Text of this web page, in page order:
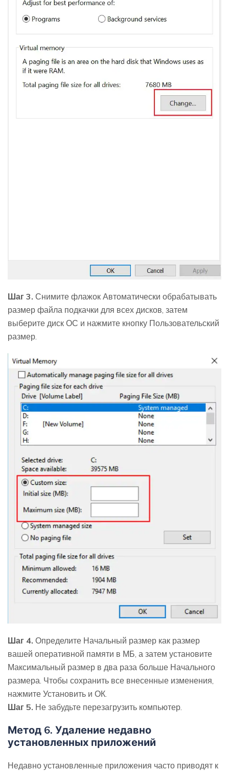
Шаг 3. Снимите флажок Автоматически обрабатывать
размер файла подкачки для всех дисков, затем
выберите диск ОС и нажмите кнопку Пользовательский
размер.
Шаг 4. Определите Начальный размер как размер
вашей оперативной памяти в МБ, а затем установите
Максимальный размер в два раза больше Начального
размера. Чтобы сохранить все внесенные изменения,
нажмите Установить и ОК.
Шаг 5. Не забудьте перезагрузить компьютер.
Метод 6. Удаление недавно
установленных приложений
Недавно установленные приложения часто приводят к